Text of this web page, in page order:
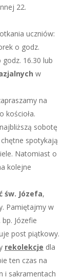
22.
uczniów:
o godz.
16.30 lub
w
na
kościoła.
sobotę
spotykają
Natomiast o
kolejne
św. Józefa,
Pamiętajmy w
Józefie
post piątkowy.
rekolekcje dla
ten czas na
i sakramentach